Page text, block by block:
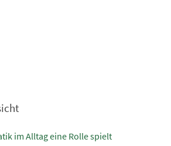
im Alltag eine Rolle spielt